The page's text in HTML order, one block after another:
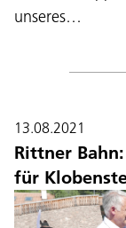
unseres…
13.08.2021
Rittner
für